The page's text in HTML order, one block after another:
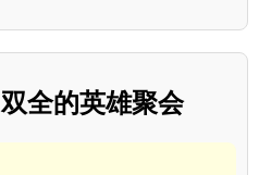
全的英雄聚会